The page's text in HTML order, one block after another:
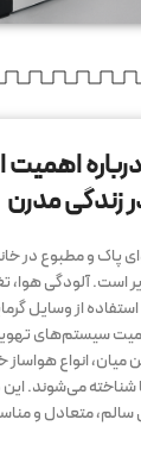
اهمیت
زندگی مدرن
پاک و مطبوع در
است. آلودگی هوا،
از وسایل
سیستم‌های
انواع هواساز
می‌شوند. این
سالم، متعادل و